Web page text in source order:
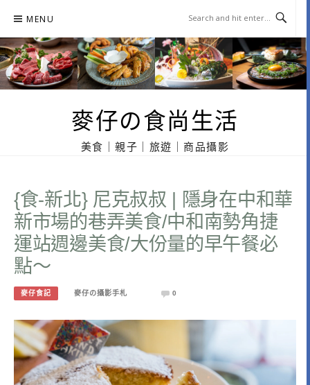
content
MENU
麥仔の食尚生活
美食｜親子｜旅遊｜商品攝影
{食-新北} 尼克叔叔 | 隱身在中和華
新市場的巷弄美食/中和南勢角捷
運站週邊美食/大份量的早午餐必
點～
麥仔食記 麥仔の攝影手札 0